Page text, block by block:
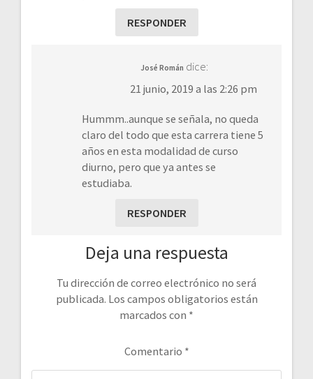
RESPONDER
José Román dice:
21 junio, 2019 a las 2:26 pm
Hummm..aunque se señala, no queda
claro del todo que esta carrera tiene 5
años en esta modalidad de curso
diurno, pero que ya antes se
estudiaba.
RESPONDER
Deja una respuesta
Tu dirección de correo electrónico no será
publicada. Los campos obligatorios están
marcados con *
Comentario *